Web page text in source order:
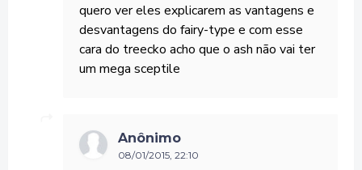
quero ver eles explicarem as vantagens e
desvantagens do fairy-type e com esse
cara do treecko acho que o ash não vai ter
um mega sceptile
Anônimo
08/01/2015, 22:10